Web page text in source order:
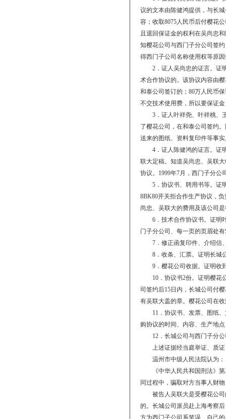
议的文本由陈健鸿提供，与长
容；收取8075人民币后付樱花
且退回保证金的权利在吴尚忠
知樱花公司与西门子分公司签
得西门子公司名称使用权等原
2．证人吴尚忠的证言。证明
术合作协议的。该协议内容由
和泰公司签订的；80万人民币
不交技术使用费，所以要保证
3．证人叶祥尧、叶祥桃、王
了樱花公司，在和泰公司签约
送来的图纸、资料复印件等事
4．证人陈健鸿的证言。证明
联大定稿。知道吴尚忠、吴联
协议。1999年7月，西门子分公
5．协议书、聘用书等。证明
8BK80开关拒合作生产协议，
尚忠、吴联大的费用及该公司
6．技术合作协议书。证明叶
门子分公司、每一页的页眉处
7．修正函复印件、介绍信、
8．收条、汇票。证明长城公
9．樱花公司收据。证明收到
10．协议书2份。证明樱花公
司签约后15日内，长城公司付
有吴联大盖的章。樱花公司在
11．协议书、发票、图纸、
购协议的时间、内容、生产地
12．长城公司与西门子分公
上述证据经当庭举证、质证
温州市中级人民法院认为：
《中华人民共和国刑法》第
同过程中，骗取对方当事人财
被告人吴联大是受樱花公司
的。长城公司派员赴上海考察
方为西门子公司系笔误，自己